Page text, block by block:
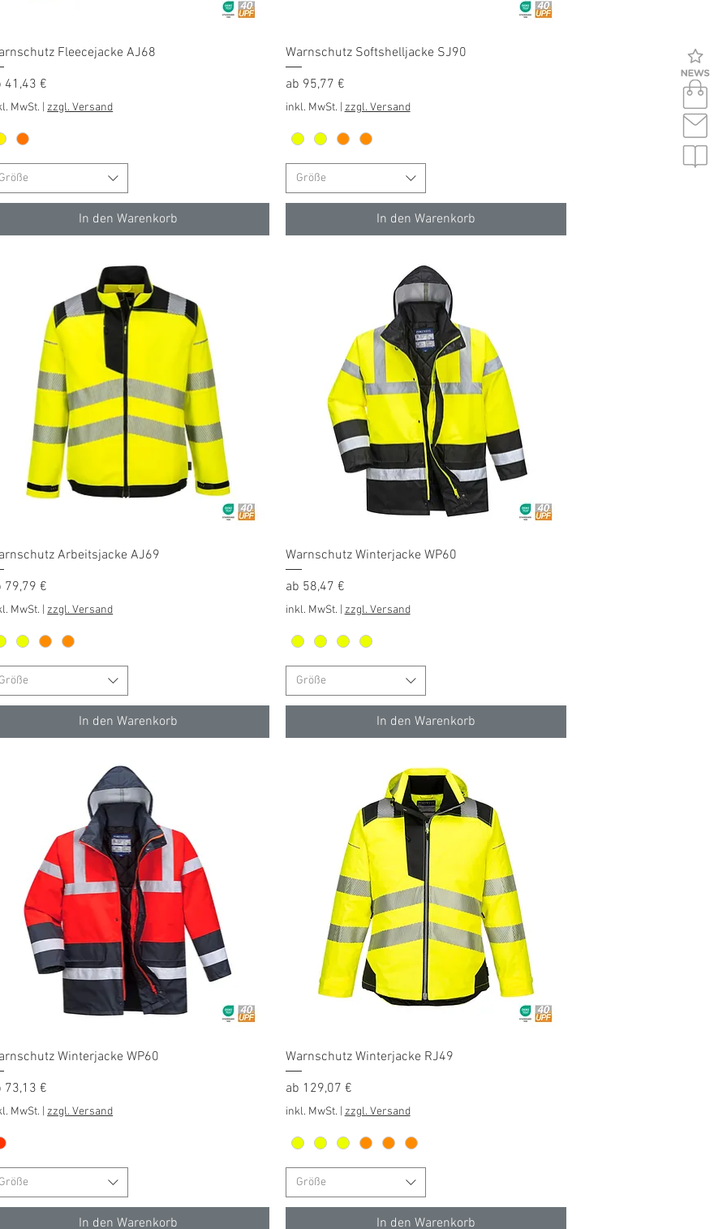
Schnellansicht
Fleecejacke AJ68
41,43 €
Preis
MwSt. |zzgl. Versand
Größe
In den Warenkorb
Schnellansicht
Warnschutz Softshelljacke SJ90
ab 95,77 €
Sale-Preis
inkl. MwSt. zzgl. Versand
Größe
In den Warenkorb
Schnellansicht
Arbeitsjacke AJ69
79,79 €
Preis
MwSt. |zzgl. Versand
Größe
In den Warenkorb
Schnellansicht
Warnschutz Winterjacke WP60
ab 58,47 €
Sale-Preis
inkl. MwSt. zzgl. Versand
Größe
In den Warenkorb
Schnellansicht
Winterjacke WP60
73,13 €
Preis
MwSt. |zzgl. Versand
Größe
In den Warenkorb
Schnellansicht
Warnschutz Winterjacke RJ49
ab 129,07 €
Sale-Preis
inkl. MwSt. zzgl. Versand
Größe
In den Warenkorb